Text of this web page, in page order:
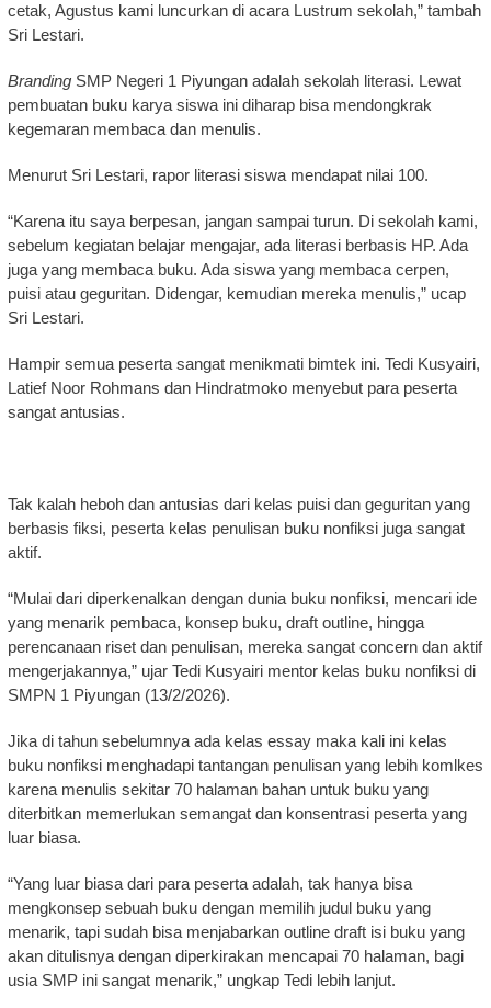
cetak, Agustus kami luncurkan di acara Lustrum sekolah,” tambah
Sri Lestari.
BrandingSMP Negeri 1 Piyungan adalah sekolah literasi. Lewat
pembuatan buku karya siswa ini diharap bisa mendongkrak
kegemaran membaca dan menulis.
Menurut Sri Lestari, rapor literasi siswa mendapat nilai 100.
“Karena itu saya berpesan, jangan sampai turun. Di sekolah kami,
sebelum kegiatan belajar mengajar, ada literasi berbasis HP. Ada
juga yang membaca buku. Ada siswa yang membaca cerpen,
puisi atau geguritan. Didengar, kemudian mereka menulis,” ucap
Sri Lestari.
Hampir semua peserta sangat menikmati bimtek ini. Tedi Kusyairi,
Latief Noor Rohmans dan Hindratmoko menyebut para peserta
sangat antusias.
Tak kalah heboh dan antusias dari kelas puisi dan geguritan yang
berbasis fiksi, peserta kelas penulisan buku nonfiksi juga sangat
aktif.
“Mulai dari diperkenalkan dengan dunia buku nonfiksi, mencari ide
yang menarik pembaca, konsep buku, draft outline, hingga
perencanaan riset dan penulisan, mereka sangat concern dan aktif
mengerjakannya,” ujar Tedi Kusyairi mentor kelas buku nonfiksi di
SMPN 1 Piyungan (13/2/2026).
Jika di tahun sebelumnya ada kelas essay maka kali ini kelas
buku nonfiksi menghadapi tantangan penulisan yang lebih komlkes
karena menulis sekitar 70 halaman bahan untuk buku yang
diterbitkan memerlukan semangat dan konsentrasi peserta yang
luar biasa.
“Yang luar biasa dari para peserta adalah, tak hanya bisa
mengkonsep sebuah buku dengan memilih judul buku yang
menarik, tapi sudah bisa menjabarkan outline draft isi buku yang
akan ditulisnya dengan diperkirakan mencapai 70 halaman, bagi
usia SMP ini sangat menarik,” ungkap Tedi lebih lanjut.